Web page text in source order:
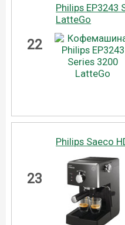
22
Philips EP3243
LatteGo
23
Philips Saeco